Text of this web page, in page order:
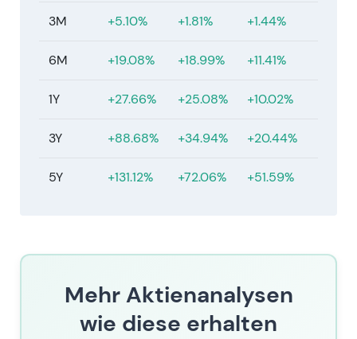
(maßgeblich) 18,96 € per 11. Juli 2026.
3M +5.10% +1.81% +1.44%
6M +19.08% +18.99% +11.41%
1Y +27.66% +25.08% +10.02%
3Y +88.68% +34.94% +20.44%
5Y +131.12% +72.06% +51.59%
Mehr Aktienanalysen
wie diese erhalten